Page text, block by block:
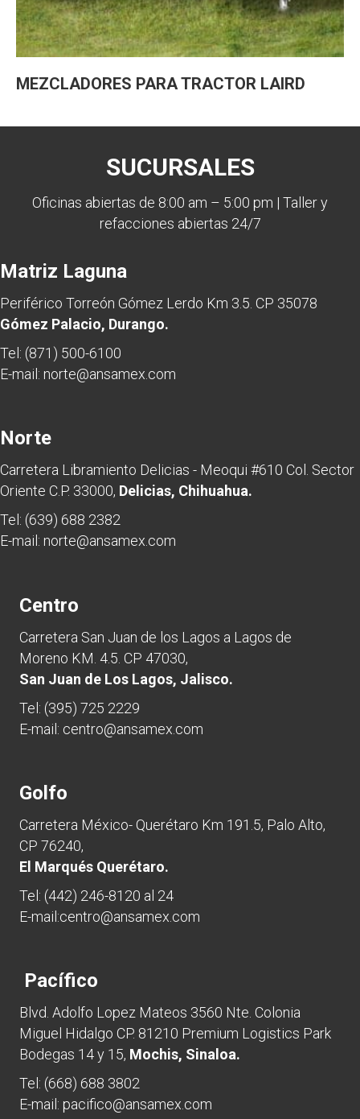
MEZCLADORES PARA TRACTOR LAIRD
SUCURSALES
Oficinas abiertas de 8:00 am – 5:00 pm | Taller y
refacciones abiertas 24/7
Matriz Laguna
Periférico Torreón Gómez Lerdo Km 3.5. CP 35078
Gómez Palacio, Durango.
Tel: (871) 500-6100
E-mail: norte@ansamex.com
Norte
Carretera Libramiento Delicias - Meoqui #610 Col. Sector
Oriente C.P. 33000, Delicias, Chihuahua.
Tel: (639) 688 2382
E-mail: norte@ansamex.com
Centro
Carretera San Juan de los Lagos a Lagos de
Moreno KM. 4.5. CP 47030,
San Juan de Los Lagos, Jalisco.
Tel: (395) 725 2229
E-mail: centro@ansamex.com
Golfo
Carretera México- Querétaro Km 191.5, Palo Alto,
CP 76240,
El Marqués Querétaro.
Tel: (442) 246-8120 al 24
E-mail:centro@ansamex.com
Pacífico
Blvd. Adolfo Lopez Mateos 3560 Nte. Colonia
Miguel Hidalgo CP. 81210 Premium Logistics Park
Bodegas 14 y 15, Mochis, Sinaloa.
Tel: (668) 688 3802
E-mail: pacifico@ansamex.com